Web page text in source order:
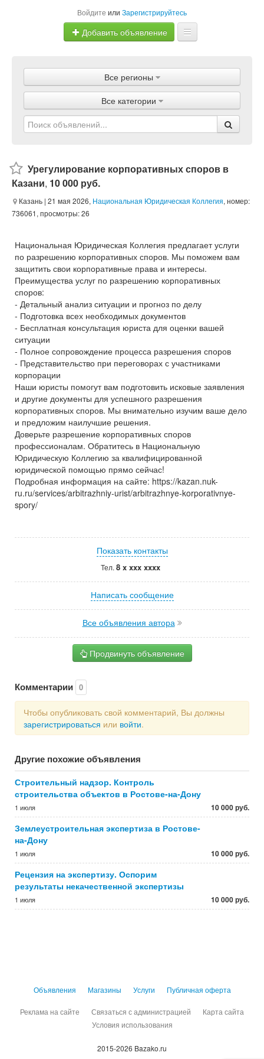
Войдите или Зарегистрируйтесь
Добавить объявление
Объявления
Магазины
Услуги
Все регионы
Все категории
Урегулирование корпоративных споров в
Казани, 10 000 руб.
Казань | 21 мая 2026, Национальная Юридическая Коллегия, номер:
736061, просмотры: 26
Национальная Юридическая Коллегия предлагает услуги
по разрешению корпоративных споров. Мы поможем вам
защитить свои корпоративные права и интересы.
Преимущества услуг по разрешению корпоративных
споров:
- Детальный анализ ситуации и прогноз по делу
- Подготовка всех необходимых документов
- Бесплатная консультация юриста для оценки вашей
ситуации
- Полное сопровождение процесса разрешения споров
- Представительство при переговорах с участниками
корпорации
Наши юристы помогут вам подготовить исковые заявления
и другие документы для успешного разрешения
корпоративных споров. Мы внимательно изучим ваше дело
и предложим наилучшие решения.
Доверьте разрешение корпоративных споров
профессионалам. Обратитесь в Национальную
Юридическую Коллегию за квалифицированной
юридической помощью прямо сейчас!
Подробная информация на сайте: https://kazan.nuk-
ru.ru/services/arbitrazhniy-urist/arbitrazhnye-korporativnye-
spory/
Показать контакты
Тел. 8 x xxx xxxx
Написать сообщение
Все объявления автора
Продвинуть объявление
Комментарии 0
Чтобы опубликовать свой комментарий, Вы должны
зарегистрироваться или войти.
Другие похожие объявления
Строительный надзор. Контроль
строительства объектов в Ростове-на-Дону
1 июля 10 000 руб.
Землеустроительная экспертиза в Ростове-
на-Дону
1 июля 10 000 руб.
Рецензия на экспертизу. Оспорим
результаты некачественной экспертизы
1 июля 10 000 руб.
Объявления Магазины Услуги Публичная оферта
Реклама на сайте Связаться с администрацией
Карта сайта
Условия использования
2015-2026 Bazako.ru